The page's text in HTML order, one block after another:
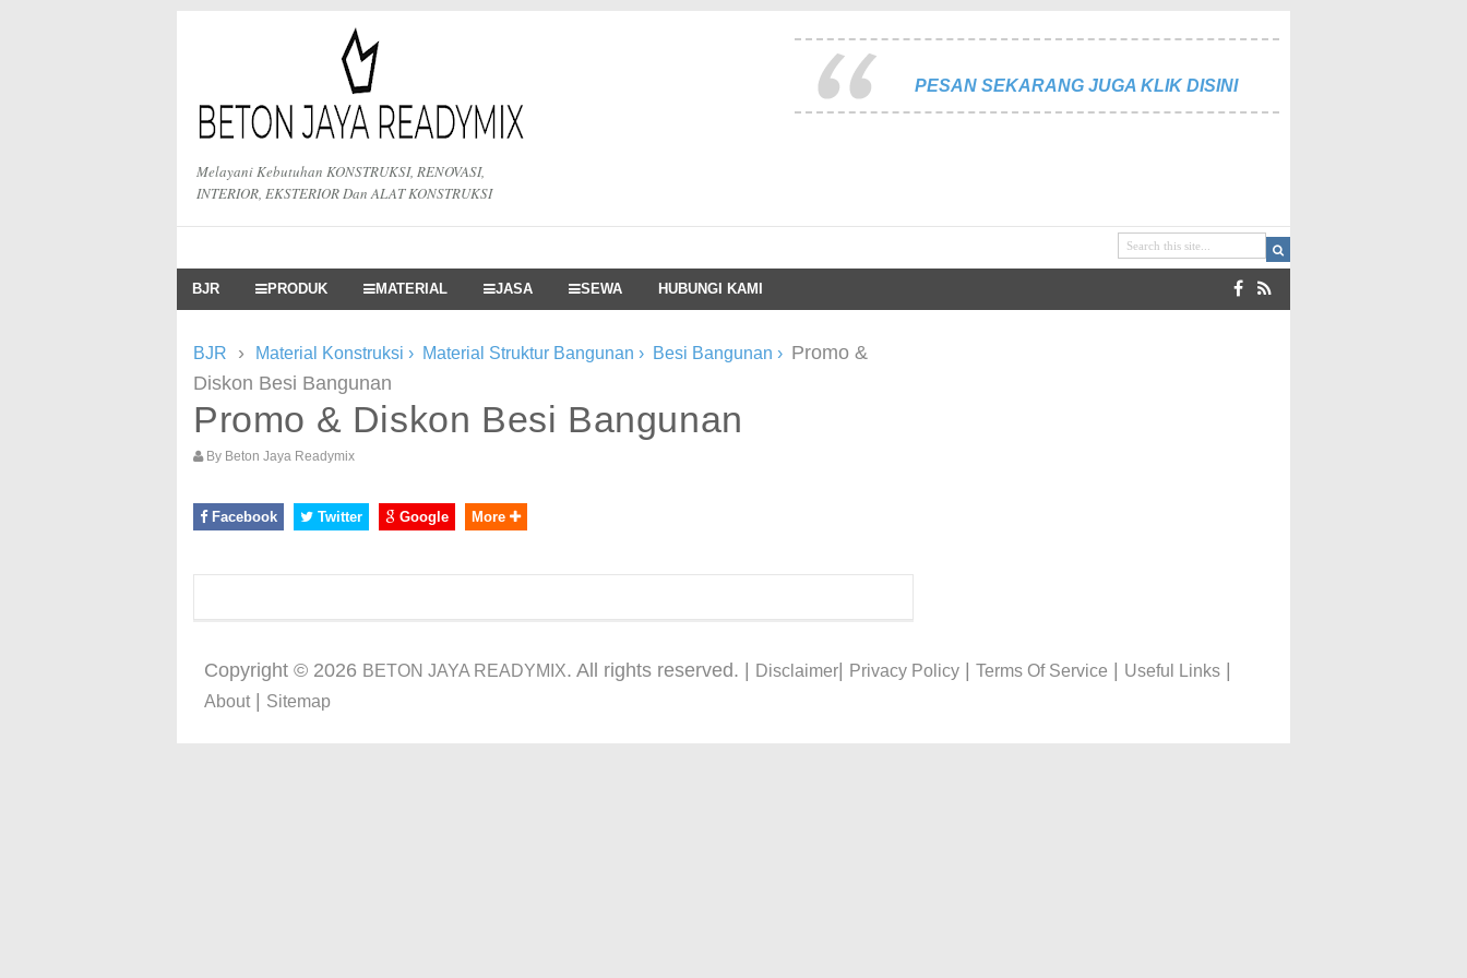
Melayani Kebutuhan KONSTRUKSI, RENOVASI,
INTERIOR, EKSTERIOR Dan ALAT KONSTRUKSI
PESAN SEKARANG JUGA KLIK DISINI
BJR PRODUK MATERIAL JASA SEWA HUBUNGI KAMI
BJR › Material Konstruksi › Material Struktur Bangunan › Besi Bangunan › Promo &
Diskon Besi Bangunan
Promo & Diskon Besi Bangunan
By Beton Jaya Readymix
Facebook Twitter Google More
Copyright © 2026 BETON JAYA READYMIX. All rights reserved. | Disclaimer Privacy Policy Terms Of Service Useful Links
About| Sitemap